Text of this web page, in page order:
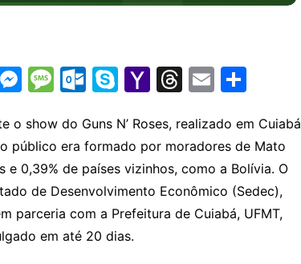
M
s
s
e
n
g
M
s
s
a
g
e
O
lo
o
k.
c
o
S
y
p
e
Y
h
o
o
M
T
e
a
d
s
E
ai
l
ar
e
show do Guns N’ Roses, realizado em Cuiabá
público era formado por moradores de Mato
0,39% de países vizinhos, como a Bolívia. O
de Desenvolvimento Econômico (Sedec),
parceria com a Prefeitura de Cuiabá, UFMT,
em até 20 dias.